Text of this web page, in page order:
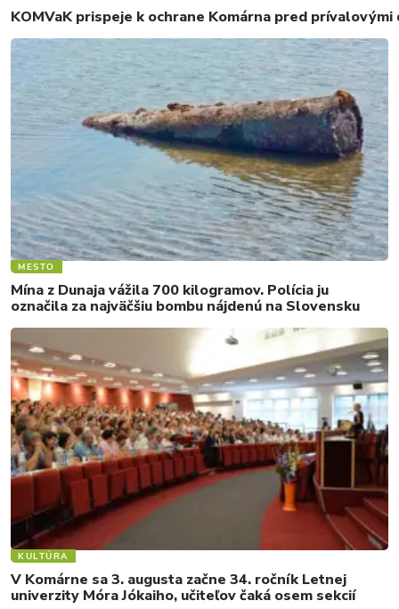
KOMVaK prispeje k ochrane Komárna pred
MESTO
Mína z Dunaja vážila 700 kilogramov. Polícia ju
označila za najväčšiu bombu nájdenú na Slovensku
KULTÚRA
V Komárne sa 3. augusta začne 34. ročník Letnej
univerzity Móra Jókaiho, učiteľov čaká osem sekcií